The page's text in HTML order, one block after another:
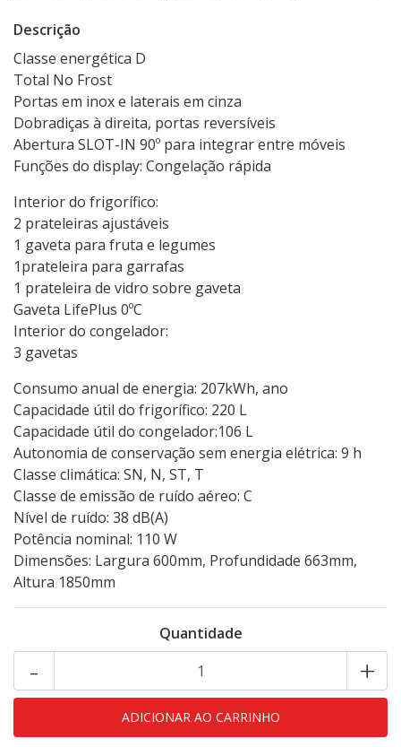
Descrição
Classe energética D
Total No Frost
Portas em inox e laterais em cinza
Dobradiças à direita, portas reversíveis
Abertura SLOT-IN 90º para integrar entre móveis
Funções do display: Congelação rápida
Interior do frigorífico:
2 prateleiras ajustáveis
1 gaveta para fruta e legumes
1prateleira para garrafas
1 prateleira de vidro sobre gaveta
Gaveta LifePlus 0ºC
Interior do congelador:
3 gavetas
Consumo anual de energia: 207kWh, ano
Capacidade útil do frigorífico: 220 L
Capacidade útil do congelador:106 L
Autonomia de conservação sem energia elétrica: 9 h
Classe climática: SN, N, ST, T
Classe de emissão de ruído aéreo: C
Nível de ruído: 38 dB(A)
Potência nominal: 110 W
Dimensões: Largura 600mm, Profundidade 663mm,
Altura 1850mm
Quantidade
+
-